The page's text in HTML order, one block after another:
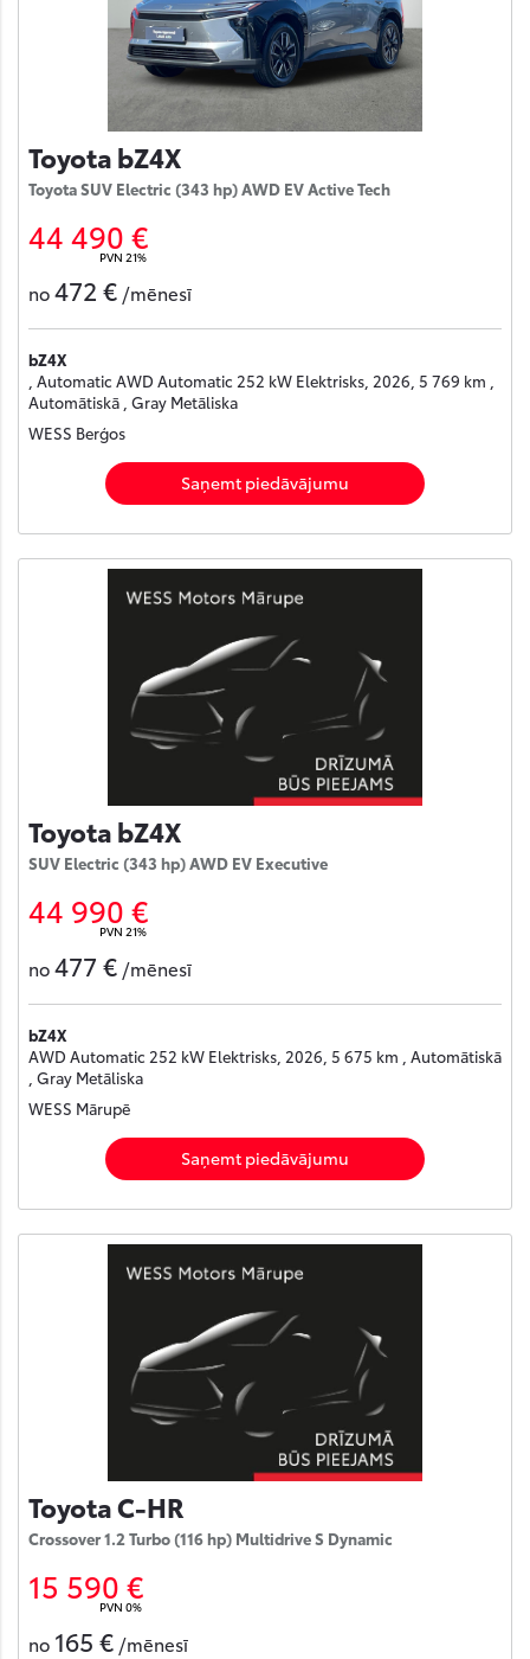
Toyota bZ4X
Toyota SUV Electric (343 hp) AWD EV Active Tech
44 490 €
PVN 21%
no472 € /mēnesī
bZ4X
, Automatic AWD Automatic 252 kW Elektrisks, 2026, 5 769 km ,
Automātiskā , Gray Metāliska
WESS Berģos
Saņemt piedāvājumu
Toyota bZ4X
SUV Electric (343 hp) AWD EV Executive
44 990 €
PVN 21%
no477 € /mēnesī
bZ4X
AWD Automatic 252 kW Elektrisks, 2026, 5 675 km , Automātiskā
, Gray Metāliska
WESS Mārupē
Saņemt piedāvājumu
Toyota C-HR
Crossover 1.2 Turbo (116 hp) Multidrive S Dynamic
15 590 €
PVN 0%
no 165 € /mēnesī